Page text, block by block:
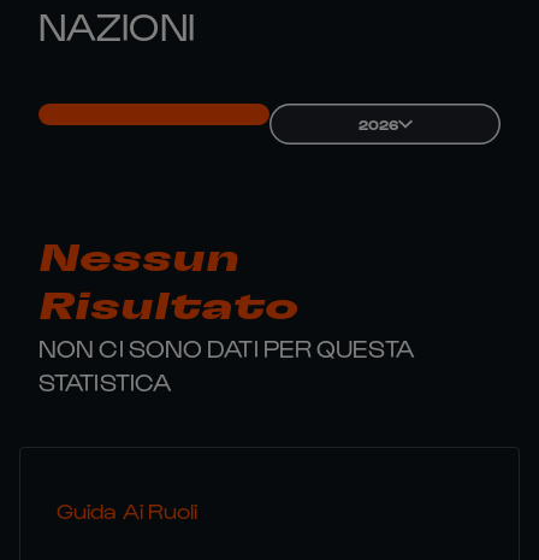
NAZIONI
2026
Nessun
Risultato
NON CI SONO DATI PER QUESTA
STATISTICA
Guida Ai Ruoli